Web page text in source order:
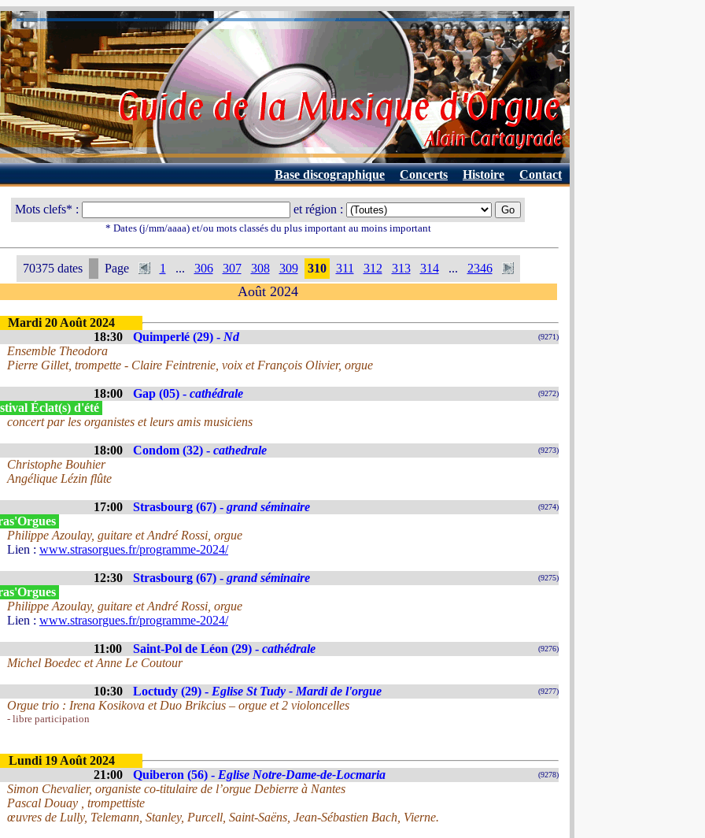
Base discographique Concerts Histoire Contact
Mots clefs* : et région :
* Dates (j/mm/aaaa) et/ou mots classés du plus important au moins important
70375 dates Page 1 ... 306 307 308 309 310 311 312 313 314 ... 2346
Août 2024
Mardi 20 Août 2024
18:30
Quimperlé (29) - Nd (9271)
Ensemble Theodora
Pierre Gillet, trompette - Claire Feintrenie, voix et François Olivier, orgue
18:00 Gap (05) - cathédrale (9272)
Éclat(s) d'été
concert par les organistes et leurs amis musiciens
18:00 Condom (32) - cathedrale (9273)
Christophe Bouhier
Angélique Lézin flûte
17:00 Strasbourg (67) - grand séminaire (9274)
Philippe Azoulay, guitare et André Rossi, orgue
Lien : www.strasorgues.fr/programme-2024/
12:30 Strasbourg (67) - grand séminaire (9275)
Philippe Azoulay, guitare et André Rossi, orgue
Lien : www.strasorgues.fr/programme-2024/
11:00 Saint-Pol de Léon (29) - cathédrale (9276)
Michel Boedec et Anne Le Coutour
10:30 Loctudy (29) - Eglise St Tudy - Mardi de l'orgue (9277)
Orgue trio : Irena Kosikova et Duo Brikcius – orgue et 2 violoncelles
- libre participation
Lundi 19 Août 2024
21:00
Quiberon (56) - Eglise Notre-Dame-de-Locmaria (9278)
Simon Chevalier, organiste co-titulaire de l’orgue Debierre à Nantes
Pascal Douay , trompettiste
œuvres de Lully, Telemann, Stanley, Purcell, Saint-Saëns, Jean-Sébastien Bach, Vierne.